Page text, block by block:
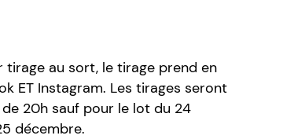
tirage au sort, le tirage prend en
ET Instagram. Les tirages seront
20h sauf pour le lot du 24
décembre.